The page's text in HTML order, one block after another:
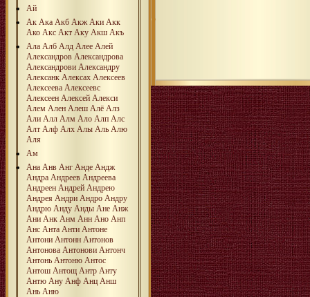
Ай
Ак Ака Акб Акж Аки Акк
Ако Акс Акт Аку Акш Акъ
Ала Алб Алд Алее Алей
Александров Александрова
Александрови Александру
Алексанк Алексах Алексеев
Алексеева Алексеевс
Алексеен Алексей Алекси
Алем Ален Алеш Алё Алз
Али Алл Алм Ало Алп Алс
Алт Алф Алх Алы Аль Алю
Аля
Ам
Ана Анв Анг Анде Андж
Андра Андреев Андреева
Андреен Андрей Андрею
Андрея Андри Андро Андру
Андрю Анду Анды Ане Анж
Ани Анк Анм Анн Ано Анп
Анс Анта Анти Антоне
Антони Антонн Антонов
Антонова Антонови Антонч
Антонь Антоню Антос
Антош Антощ Антр Анту
Антю Ану Анф Анц Анш
Ань Аню